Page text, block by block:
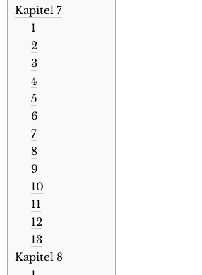
Kapitel 7
1
2
3
4
5
6
7
8
9
10
11
12
13
Kapitel 8